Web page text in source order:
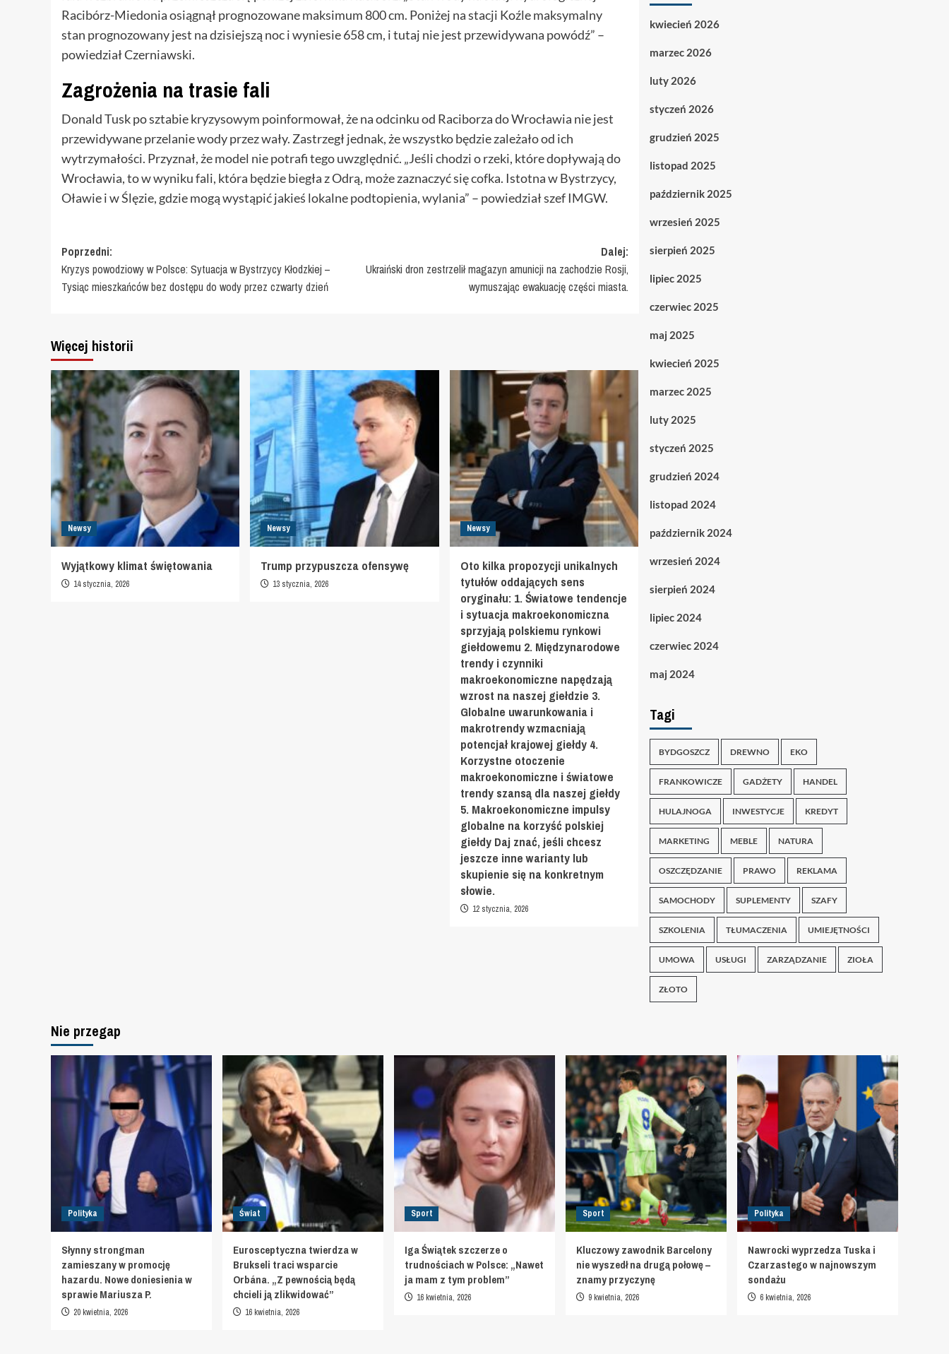
Racibórz-Miedonia osiągnął prognozowane maksimum 800 cm. Poniżej na stacji Koźle maksymalny
stan prognozowany jest na dzisiejszą noc i wyniesie 658 cm, i tutaj nie jest przewidywana powódź” –
powiedział Czerniawski.
Zagrożenia na trasie fali
Donald Tusk po sztabie kryzysowym poinformował, że na odcinku od Raciborza do Wrocławia nie jest
przewidywane przelanie wody przez wały. Zastrzegł jednak, że wszystko będzie zależało od ich
wytrzymałości. Przyznał, że model nie potrafi tego uwzględnić. „Jeśli chodzi o rzeki, które dopływają do
Wrocławia, to w wyniku fali, która będzie biegła z Odrą, może zaznaczyć się cofka. Istotna w Bystrzycy,
Oławie i w Ślęzie, gdzie mogą wystąpić jakieś lokalne podtopienia, wylania” – powiedział szef IMGW.
Zobacz
wpisy
Poprzedni:
Kryzys powodziowy w Polsce: Sytuacja w Bystrzycy Kłodzkiej –
Tysiąc mieszkańców bez dostępu do wody przez czwarty dzień
Dalej:
Ukraiński dron zestrzelił magazyn amunicji na zachodzie Rosji,
wymuszając ewakuację części miasta.
Więcej historii
Newsy
Wyjątkowy klimat świętowania
14 stycznia, 2026
Newsy
Trump przypuszcza ofensywę
13 stycznia, 2026
Newsy
Oto kilka propozycji unikalnych
tytułów oddających sens
oryginału: 1. Światowe tendencje
i sytuacja makroekonomiczna
sprzyjają polskiemu rynkowi
giełdowemu 2. Międzynarodowe
trendy i czynniki
makroekonomiczne napędzają
wzrost na naszej giełdzie 3.
Globalne uwarunkowania i
makrotrendy wzmacniają
potencjał krajowej giełdy 4.
Korzystne otoczenie
makroekonomiczne i światowe
trendy szansą dla naszej giełdy
5. Makroekonomiczne impulsy
globalne na korzyść polskiej
giełdy Daj znać, jeśli chcesz
jeszcze inne warianty lub
skupienie się na konkretnym
słowie.
12 stycznia, 2026
kwiecień 2026
marzec 2026
luty 2026
styczeń 2026
grudzień 2025
listopad 2025
październik 2025
wrzesień 2025
sierpień 2025
lipiec 2025
czerwiec 2025
maj 2025
kwiecień 2025
marzec 2025
luty 2025
styczeń 2025
grudzień 2024
listopad 2024
październik 2024
wrzesień 2024
sierpień 2024
lipiec 2024
czerwiec 2024
maj 2024
Tagi
BYDGOSZCZ DREWNO EKO
FRANKOWICZE GADŻETY HANDEL
HULAJNOGA INWESTYCJE KREDYT
MARKETING MEBLE NATURA
OSZCZĘDZANIE PRAWO REKLAMA
SAMOCHODY SUPLEMENTY SZAFY
SZKOLENIA TŁUMACZENIA UMIEJĘTNOŚCI
UMOWA USŁUGI ZARZĄDZANIE ZIOŁA
ZŁOTO
Nie przegap
Polityka
Słynny strongman
zamieszany w promocję
hazardu. Nowe doniesienia w
sprawie Mariusza P.
20 kwietnia, 2026
Świat
Eurosceptyczna twierdza w
Brukseli traci wsparcie
Orbána. „Z pewnością będą
chcieli ją zlikwidować”
16 kwietnia, 2026
Sport
Iga Świątek szczerze o
trudnościach w Polsce: „Nawet
ja mam z tym problem”
16 kwietnia, 2026
Sport
Kluczowy zawodnik Barcelony
nie wyszedł na drugą połowę –
znamy przyczynę
9 kwietnia, 2026
Polityka
Nawrocki wyprzedza Tuska i
Czarzastego w najnowszym
sondażu
6 kwietnia, 2026